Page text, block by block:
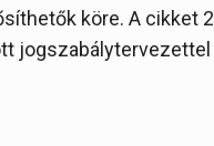
köre. A cikket